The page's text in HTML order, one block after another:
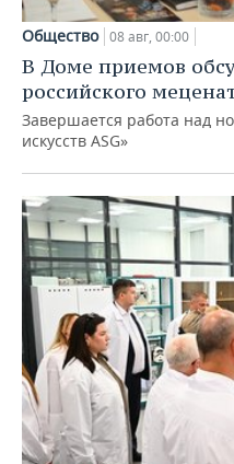
Общество 08 авг, 00:00
В Доме приемов
российского
Завершается работа над
искусств ASG»